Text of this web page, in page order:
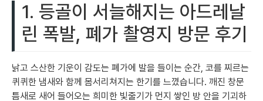
1. 등골이 서늘해지는 아드레날
린 폭발, 폐가 촬영지 방문 후기
낡고 스산한 기운이 감도는 폐가에 발을 들이는 순간, 코를 찌르는
퀴퀴한 냄새와 함께 몸서리쳐지는 한기를 느꼈습니다. 깨진 창문
틈새로 새어 들어오는 희미한 빛줄기가 먼지 쌓인 방 안을 기괴하